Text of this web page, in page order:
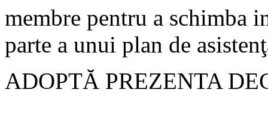
membre pentru a schimba
parte a unui plan de
ADOPTĂ PREZENTA